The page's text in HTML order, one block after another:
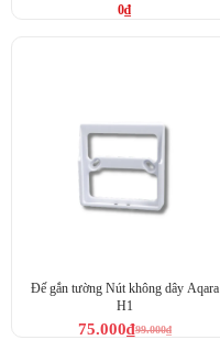
0₫
Đế gắn tường Nút không dây Aqara
H1
99.000₫
75.000₫